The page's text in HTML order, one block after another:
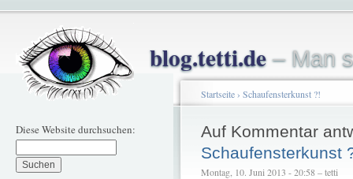
blog.tetti.de– Man
Diese Website durchsuchen:
Startseite› Schaufensterkunst ?!
Auf Kommentar
Schaufensterkunst
Montag, 10. Juni 2013 - 20:58 – tetti